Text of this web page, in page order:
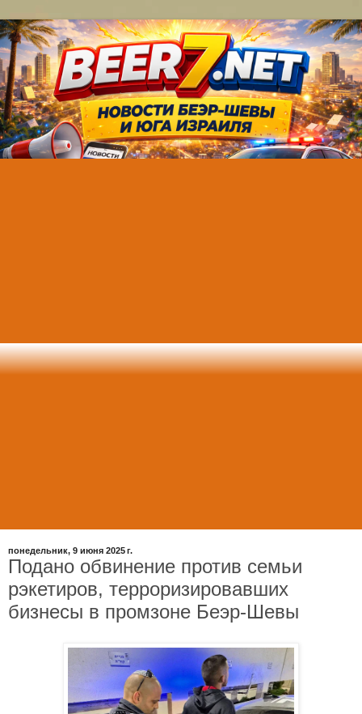
понедельник, 9 июня 2025 г.
Подано обвинение против семьи
рэкетиров, терроризировавших
бизнесы в промзоне Беэр-Шевы